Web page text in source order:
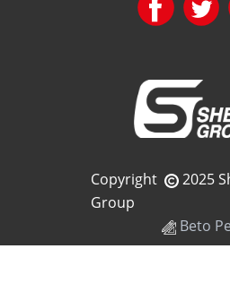
Copyright
2025
Group
Beto